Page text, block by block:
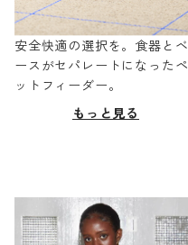
安全快適の選択を。食器とベ
ースがセパレートになったペ
ットフィーダー。
もっと見る